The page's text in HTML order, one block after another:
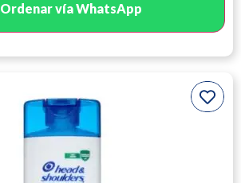
Ordenar vía WhatsApp